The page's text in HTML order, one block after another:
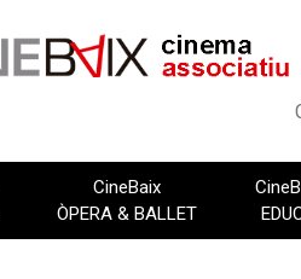
CineBaix
ÒPERA & BALLET